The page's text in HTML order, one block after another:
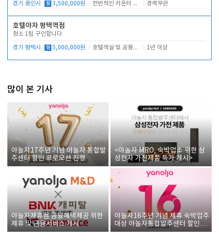
경기 용인시 월 3,500,000원 전반적인 카운터 업무 경력무관
호텔야자 평택역점
청소 1팀 구인합니다
경기 평택시 월 5,000,000원 호텔객실 및 공용시설 청소 관리 1년 이상
많이 본 기사
야놀자17주년 기념 야놀자 통합발
주센터 할인 프로모션 진행
<야놀자 MRO, 숙박업소 위한 삼
성전자 가전제품 특가 개시>
야놀자제휴점 금융혜택제공 위한
제휴 및 금융서비스 게시
야놀자16주년 기념 제휴 숙박업주
대상 야놀자통합발주센터 할인쿠
폰 증정